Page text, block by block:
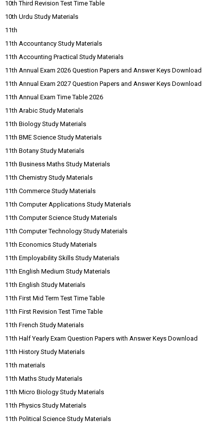
10th Third Revision Test Time Table
10th Urdu Study Materials
11th
11th Accountancy Study Materials
11th Accounting Practical Study Materials
11th Annual Exam 2026 Question Papers and Answer Keys Download
11th Annual Exam 2027 Question Papers and Answer Keys Download
11th Annual Exam Time Table 2026
11th Arabic Study Materials
11th Biology Study Materials
11th BME Science Study Materials
11th Botany Study Materials
11th Business Maths Study Materials
11th Chemistry Study Materials
11th Commerce Study Materials
11th Computer Applications Study Materials
11th Computer Science Study Materials
11th Computer Technology Study Materials
11th Economics Study Materials
11th Employability Skills Study Materials
11th English Medium Study Materials
11th English Study Materials
11th First Mid Term Test Time Table
11th First Revision Test Time Table
11th French Study Materials
11th Half Yearly Exam Question Papers with Answer Keys Download
11th History Study Materials
11th materials
11th Maths Study Materials
11th Micro Biology Study Materials
11th Physics Study Materials
11th Political Science Study Materials